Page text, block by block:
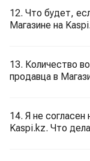
12. Что будет,
Магазине на
13. Количество
продавца в
14. Я не согласен
Kaspi.kz. Что